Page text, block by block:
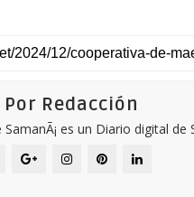
Redacción
SamanÃ¡ es un Diario digital